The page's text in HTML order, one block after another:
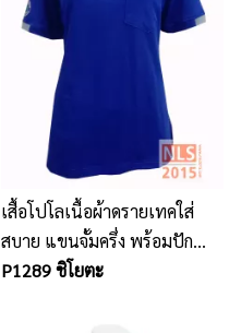
เสื้อโปโลเนื้อผ้าดรายเทคใส่
สบาย แขนจั้มครึ่ง พร้อมปัก
โลโก้
P1289 ชิโยตะ